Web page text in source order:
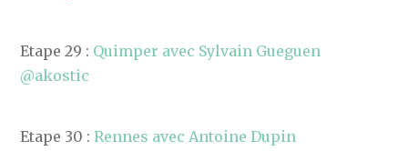
Etape 29 : Quimper avec Sylvain Gueguen
@akostic
Etape 30 :Rennes avec Antoine Dupin